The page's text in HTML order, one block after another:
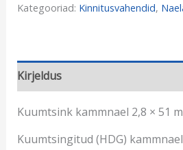
Kategooriad: Kinnitusvahendid,
Kirjeldus
Kuumtsink kammnael 2,8 × 51
Kuumtsingitud (HDG)